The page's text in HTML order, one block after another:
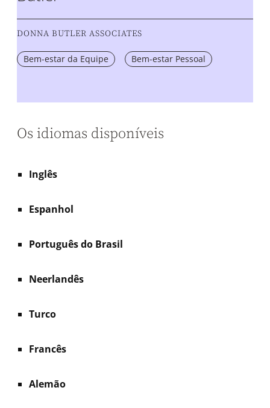
DONNA BUTLER ASSOCIATES
Bem-estar da Equipe Bem-estar Pessoal
Os idiomas disponíveis
Inglês
Espanhol
Português do Brasil
Neerlandês
Turco
Francês
Alemão